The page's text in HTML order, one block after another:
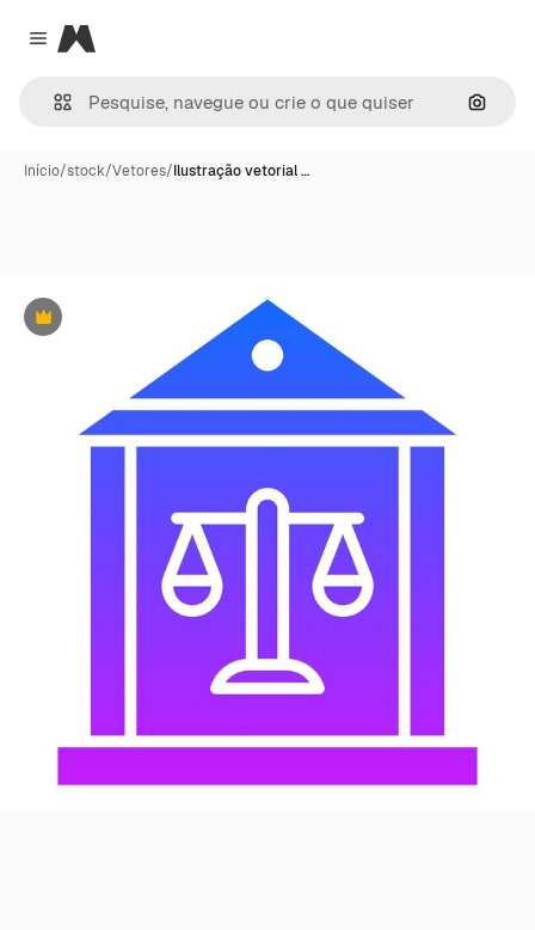
Close menu
Magnific
Início/stock/Vetores/Ilustração vetorial …
Premium